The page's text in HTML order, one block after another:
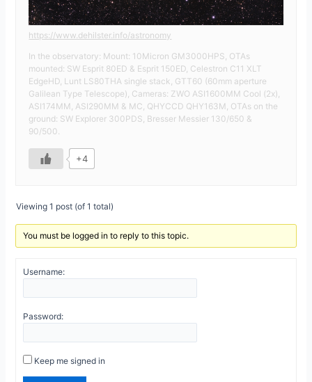
https://www.dehilster.info/astronomy
In the observatory: Mount: 10Micron GM3000HPS, OTAs
mounted: SW Esprit 80ED & Esprit 150ED, Celestron C11 XLT
EdgeHD, Lunt LS80THA single stack, GTT60 (60mm aperture
Galilean Type Telescope), Cameras: ZWO ASI1600MM Cool (2x),
ASI174MM, ASI290MM & MC, QHYCCD QHY163M, OTAs on the
ground: SW Explorer 300PDS, Bresser Messier 130/650 &
90/500.
+4
Viewing 1 post (of 1 total)
You must be logged in to reply to this topic.
Username:
Password:
Keep me signed in